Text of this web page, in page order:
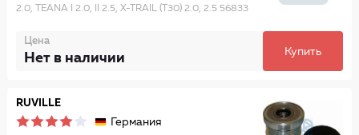
2.0, TEANA I 2.0, II 2.5, X-TRAIL (T30) 2.0, 2.5 56833
Цена
Нет в наличии Купить
RUVILLE
Германия